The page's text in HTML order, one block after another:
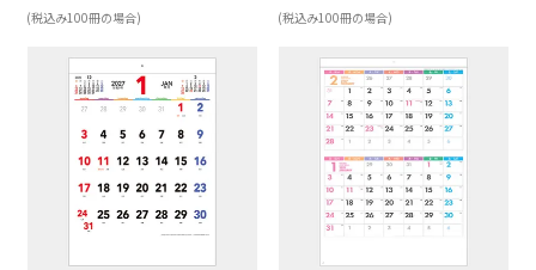
(税込み100冊の場合) (税込み100冊の場合)